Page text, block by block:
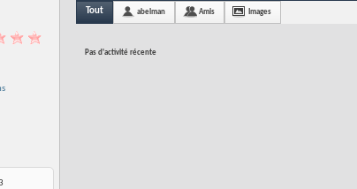
Tout abelman Amis Images
Pas d'activité récente